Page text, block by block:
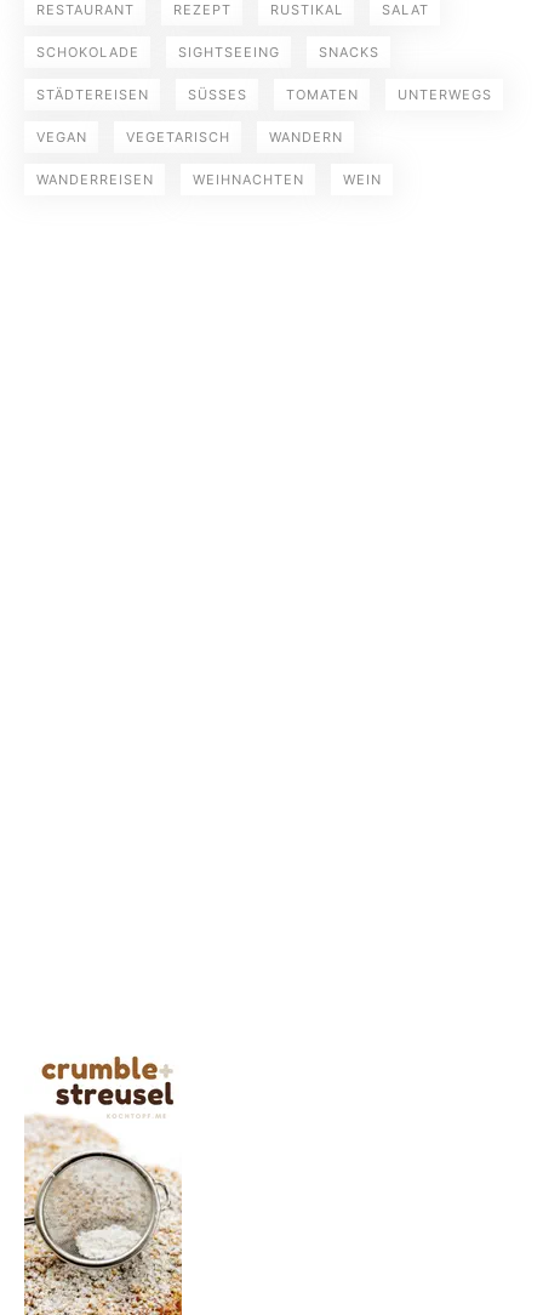
RESTAURANT REZEPT RUSTIKAL SALAT
SCHOKOLADE SIGHTSEEING SNACKS
STÄDTEREISEN SÜSSES TOMATEN UNTERWEGS
VEGAN VEGETARISCH WANDERN
WANDERREISEN WEIHNACHTEN WEIN